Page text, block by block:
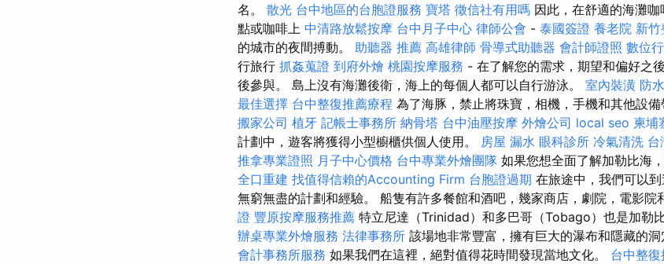
名。 散光 台中地區的台胞證服務 寶塔 徵信社有用嗎 因此，在舒適的海灘
點或咖啡上 中清路放鬆按摩 台中月子中心 律師公會 - 泰國簽證 養老院 新
的城市的夜間搏動。 助聽器 推薦 高雄律師 骨導式助聽器 會計師證照 數位
行旅行 抓姦蒐證 到府外燴 桃園按摩服務 - 在了解您的需求，期望和偏好之
後參與。 島上沒有海灘後衛，海上的每個人都可以自行游泳。 室內裝潢 防水
最佳選擇 台中整復推薦療程 為了海豚，禁止將珠寶，相機，手機和其他設備
搬家公司 植牙 記帳士事務所 納骨塔 台中油壓按摩 外燴公司 local seo 柬埔
計劃中，遊客將獲得小型櫥櫃供個人使用。 房屋 漏水 眼科診所 冷氣清洗 台
推拿專業證照 月子中心價格 台中專業外燴團隊 如果您想全面了解加勒比海
全口重建 找值得信賴的Accounting Firm 台胞證過期 在旅途中，我們可以
無窮無盡的計劃和經驗。 船隻有許多餐館和酒吧，幾家商店，劇院，電影院
證 豐原按摩服務推薦 特立尼達（Trinidad）和多巴哥（Tobago）也是加勒
辦桌專業外燴服務 法律事務所 該場地非常豐富，擁有巨大的瀑布和隱藏的洞
會計事務所服務 如果我們在這裡，絕對值得花時間發現當地文化。 台中整